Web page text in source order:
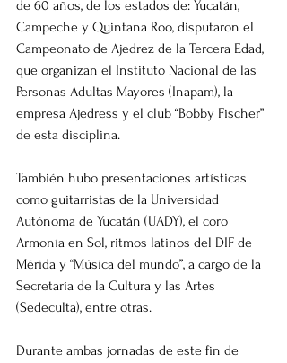
de 60 años, de los estados de: Yucatán,
Campeche y Quintana Roo, disputaron el
Campeonato de Ajedrez de la Tercera Edad,
que organizan el Instituto Nacional de las
Personas Adultas Mayores (Inapam), la
empresa Ajedress y el club “Bobby Fischer”
de esta disciplina.
También hubo presentaciones artísticas
como guitarristas de la Universidad
Autónoma de Yucatán (UADY), el coro
Armonía en Sol, ritmos latinos del DIF de
Mérida y “Música del mundo”, a cargo de la
Secretaría de la Cultura y las Artes
(Sedeculta), entre otras.
Durante ambas jornadas de este fin de